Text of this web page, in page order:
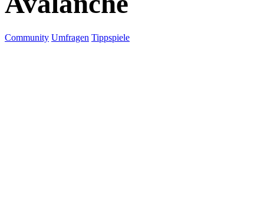
Community Umfragen Tippspiele